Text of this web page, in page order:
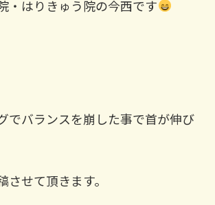
・はりきゅう院の今西です
でバランスを崩した事で首が伸び
させて頂きます。